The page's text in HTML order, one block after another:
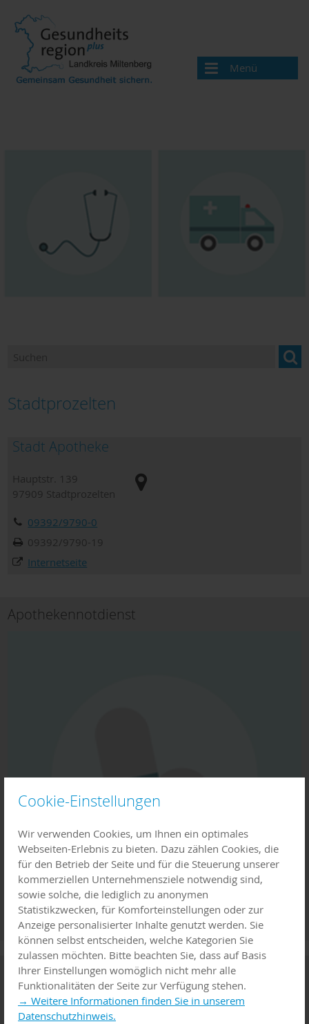
Cookie-Einstellungen
Wir verwenden Cookies, um Ihnen ein optimales
Webseiten-Erlebnis zu bieten. Dazu zählen Cookies, die
für den Betrieb der Seite und für die Steuerung unserer
kommerziellen Unternehmensziele notwendig sind,
sowie solche, die lediglich zu anonymen
Statistikzwecken, für Komforteinstellungen oder zur
Anzeige personalisierter Inhalte genutzt werden. Sie
können selbst entscheiden, welche Kategorien Sie
zulassen möchten. Bitte beachten Sie, dass auf Basis
Ihrer Einstellungen womöglich nicht mehr alle
Funktionalitäten der Seite zur Verfügung stehen.
→ Weitere Informationen finden Sie in unserem
Datenschutzhinweis.
Menü
Gesundheitswegweiser
Ärzte und Therapeuten
Hilfen für Bedürftige
Hilfe in Notfällen
Kliniken
Sanitätshäuser
Stadtprozelten
Stadt Apotheke
Hauptstr. 139
97909 Stadtprozelten
09392/9790-0
09392/9790-19
Internetseite
Apothekennotdienst
Familienwegweiser